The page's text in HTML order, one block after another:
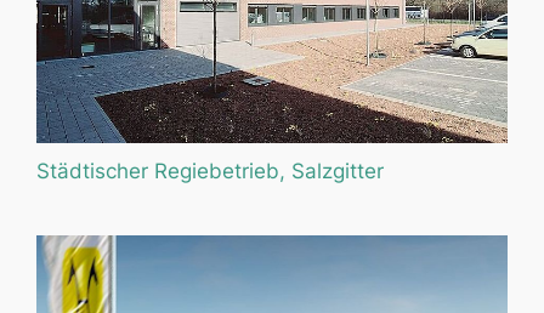
Städtischer Regiebetrieb, Salzgitter